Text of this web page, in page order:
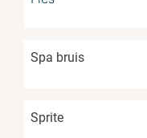
Spa bruis
Sprite